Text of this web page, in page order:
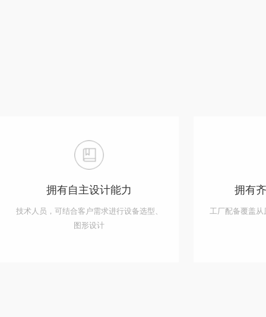
拥有自主设计能力
技术人员，可结合客户需求进行设备选型、
图形设计
拥有
工厂配备覆盖